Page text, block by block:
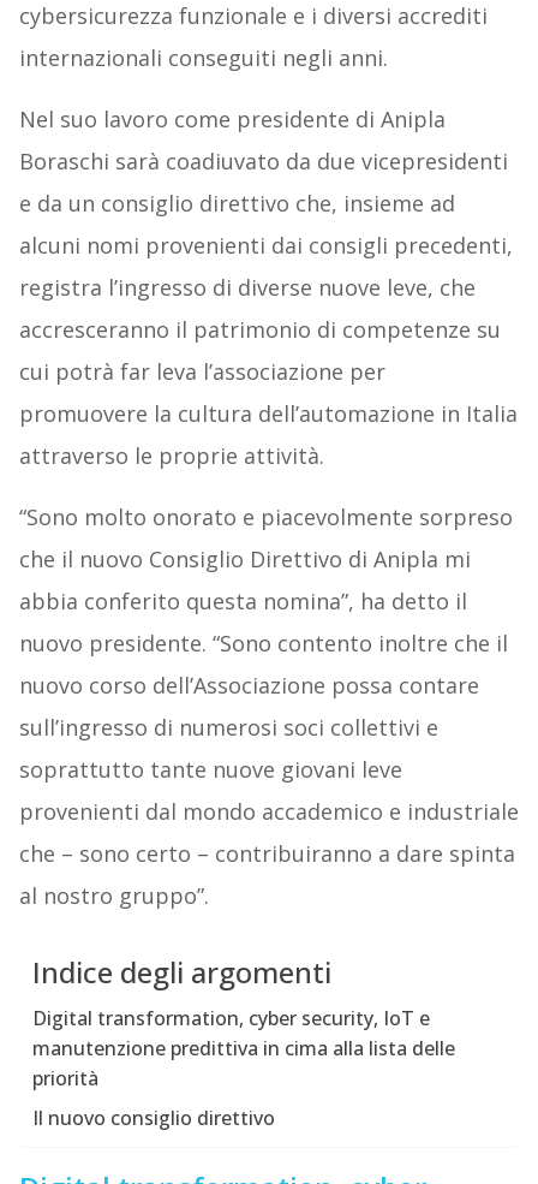
cybersicurezza funzionale e i diversi accrediti
internazionali conseguiti negli anni.
Nel suo lavoro come presidente di Anipla
Boraschi sarà coadiuvato da due vicepresidenti
e da un consiglio direttivo che, insieme ad
alcuni nomi provenienti dai consigli precedenti,
registra l’ingresso di diverse nuove leve, che
accresceranno il patrimonio di competenze su
cui potrà far leva l’associazione per
promuovere la cultura dell’automazione in Italia
attraverso le proprie attività.
“Sono molto onorato e piacevolmente sorpreso
che il nuovo Consiglio Direttivo di Anipla mi
abbia conferito questa nomina”, ha detto il
nuovo presidente. “Sono contento inoltre che il
nuovo corso dell’Associazione possa contare
sull’ingresso di numerosi soci collettivi e
soprattutto tante nuove giovani leve
provenienti dal mondo accademico e industriale
che – sono certo – contribuiranno a dare spinta
al nostro gruppo”.
Indice degli argomenti
Digital transformation, cyber security, IoT e
manutenzione predittiva in cima alla lista delle
priorità
Il nuovo consiglio direttivo